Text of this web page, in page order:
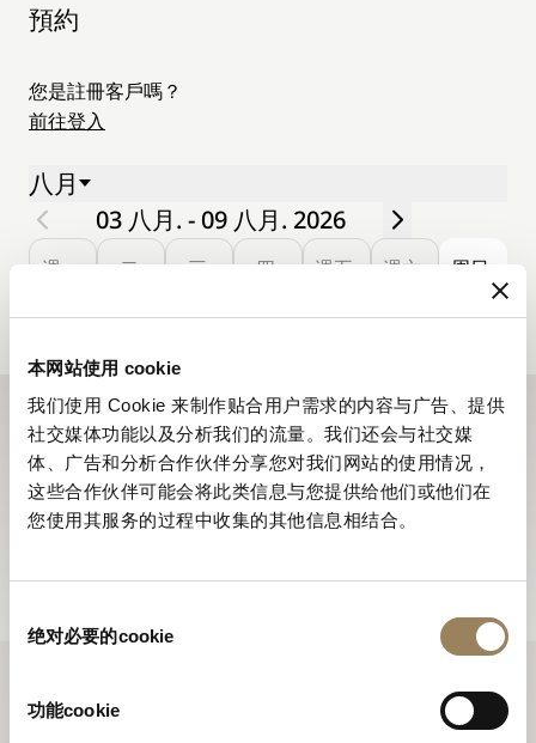
本网站使用 cookie
我们使用 Cookie 来制作贴合用户需求的内容与广告、提供
社交媒体功能以及分析我们的流量。我们还会与社交媒
体、广告和分析合作伙伴分享您对我们网站的使用情况，
这些合作伙伴可能会将此类信息与您提供给他们或他们在
您使用其服务的过程中收集的其他信息相结合。
绝对必要的cookie
功能cookie
預約
您是註冊客戶嗎？
前往登入
八月
03 八月. - 09 八月. 2026
週一. 二. 三. 四. 週五. 週六. 周日.
訂閱電子通訊
寶璣電子通訊全年為您送上品牌的最新動向，並向您介紹
所有全新推出的腕錶。